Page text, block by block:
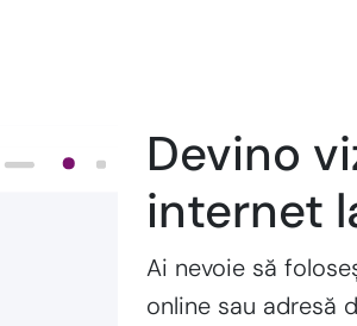
Devino
internet
Ai nevoie să
online sau adresă